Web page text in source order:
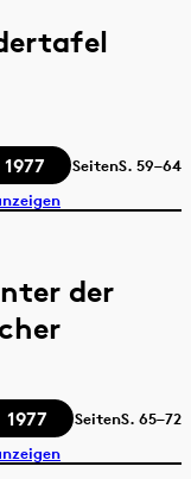
1977 SeitenS. 59–64
der
1977 SeitenS. 65–72